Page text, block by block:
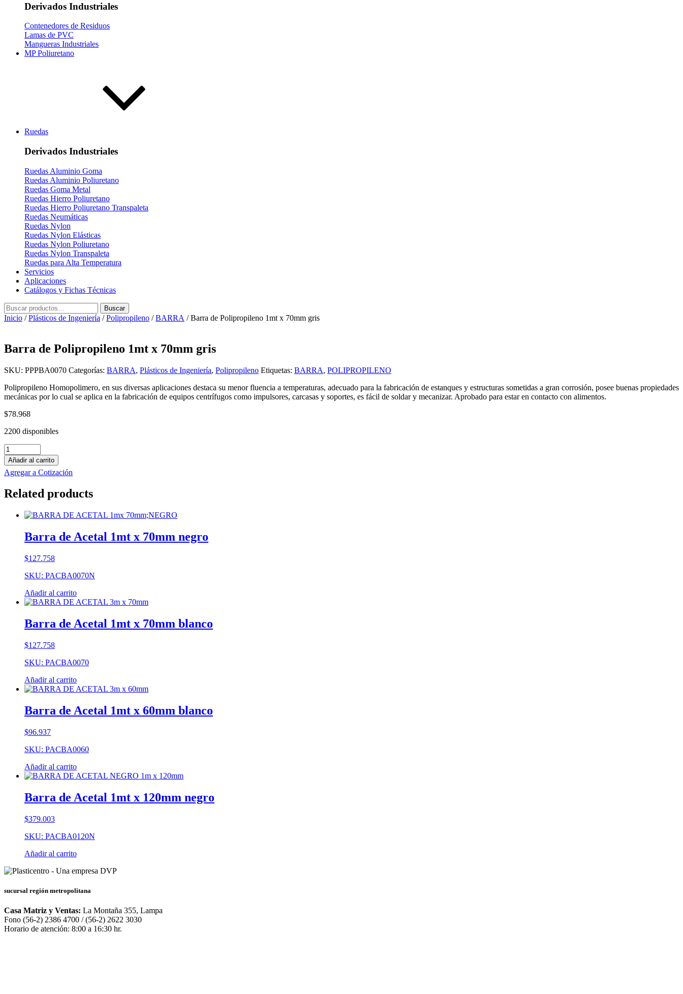
Derivados Industriales
Contenedores de Residuos
Lamas de PVC
Mangueras Industriales
MP Poliuretano
Ruedas
Derivados Industriales
Ruedas Aluminio Goma
Ruedas Aluminio Poliuretano
Ruedas Goma Metal
Ruedas Hierro Poliuretano
Ruedas Hierro Poliuretano Transpaleta
Ruedas Neumáticas
Ruedas Nylon
Ruedas Nylon Elásticas
Ruedas Nylon Poliuretano
Ruedas Nylon Transpaleta
Ruedas para Alta Temperatura
Servicios
Aplicaciones
Catálogos y Fichas Técnicas
Buscar
por:
Buscar
Inicio /Plásticos de Ingeniería /Polipropileno /BARRA / Barra de Polipropileno 1mt x 70mm gris
Barra de Polipropileno 1mt x 70mm gris
SKU: PPPBA0070 Categorías: BARRA, Plásticos de Ingeniería, Polipropileno Etiquetas: BARRA, POLIPROPILENO
Polipropileno Homopolimero, en sus diversas aplicaciones destaca su menor fluencia a temperaturas, adecuado para la fabricación de estanques y estructuras sometidas a gran corrosión, posee buenas propiedades
mecánicas por lo cual se aplica en la fabricación de equipos centrífugos como impulsores, carcasas y soportes, es fácil de soldar y mecanizar. Aprobado para estar en contacto con alimentos.
$78.968
2200 disponibles
Barra
de
Polipropileno
1mt
70mm
cantidad
Añadir al carrito
Agregar a Cotización
Related products
Barra de Acetal 1mt x 70mm negro
$127.758
SKU: PACBA0070N
Añadir al carrito
Barra de Acetal 1mt x 70mm blanco
$127.758
SKU: PACBA0070
Añadir al carrito
Barra de Acetal 1mt x 60mm blanco
$96.937
SKU: PACBA0060
Añadir al carrito
Barra de Acetal 1mt x 120mm negro
$379.003
SKU: PACBA0120N
Añadir al carrito
sucursal región metropolitana
Casa Matriz y Ventas: La Montaña 355, Lampa
Fono (56-2) 2386 4700 / (56-2) 2622 3030
Horario de atención: 8:00 a 16:30 hr.